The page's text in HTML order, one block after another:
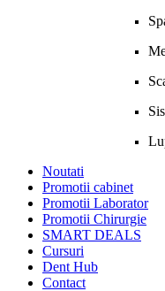
Noutati
Promotii cabinet
Promotii Laborator
Promotii Chirurgie
SMART DEALS
Cursuri
Dent Hub
Contact